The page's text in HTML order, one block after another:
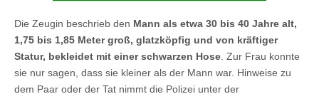
Die Zeugin beschrieb den Mann als etwa 30 bis 40 Jahre alt,
1,75 bis 1,85 Meter groß, glatzköpfig und von kräftiger
Statur, bekleidet mit einer schwarzen Hose. Zur Frau konnte
sie nur sagen, dass sie kleiner als der Mann war. Hinweise zu
dem Paar oder der Tat nimmt die Polizei unter der